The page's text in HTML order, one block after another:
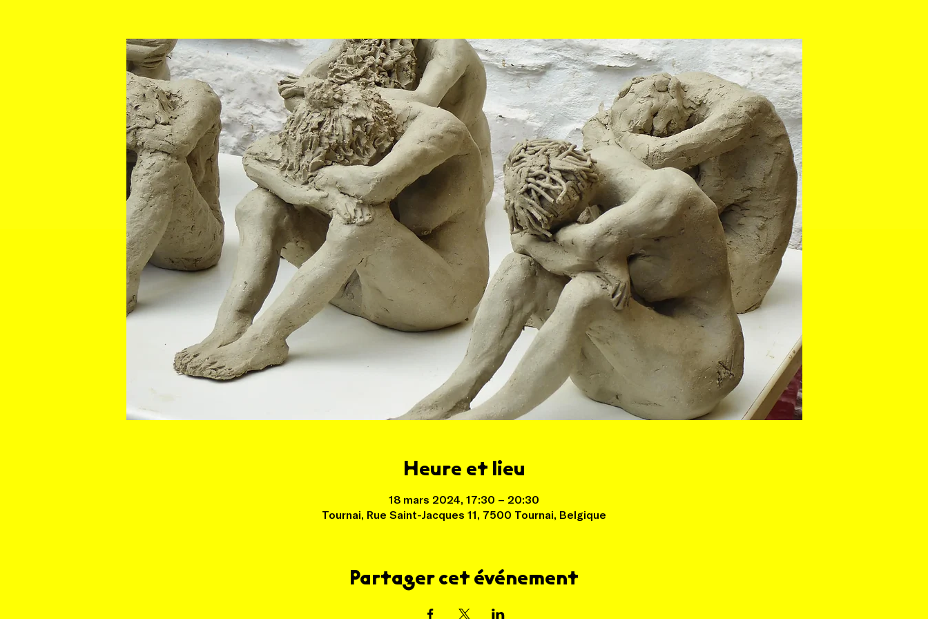
Heure et lieu
18 mars 2024, 17:30 – 20:30
Tournai, Rue Saint-Jacques 11, 7500 Tournai, Belgique
Partager cet événement